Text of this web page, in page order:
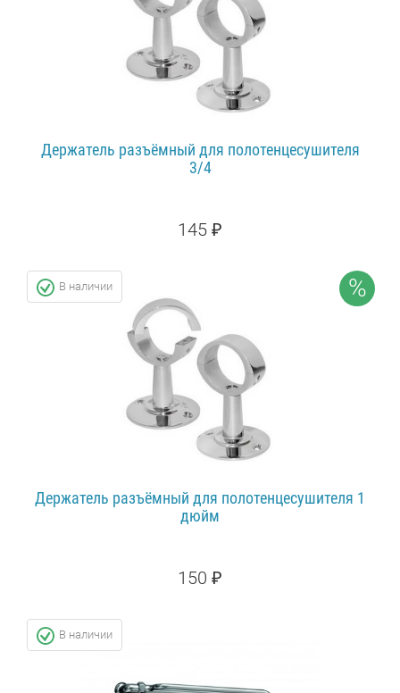
Держатель разъёмный для полотенцесушителя
3/4
145 ₽
160 ₽
ПОДРОБНЕЕ...
%
В наличии
Держатель разъёмный для полотенцесушителя 1
дюйм
150 ₽
160 ₽
ПОДРОБНЕЕ...
В наличии